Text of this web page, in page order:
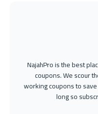
NajahPro is the best
coupons. We scour
working coupons to
long so